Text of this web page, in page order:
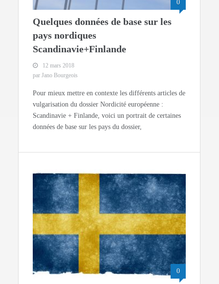
0
Quelques données de base sur les
pays nordiques
Scandinavie+Finlande
12 mars 2018
par Jano Bourgeois
Pour mieux mettre en contexte les différents articles de
vulgarisation du dossier Nordicité européenne :
Scandinavie + Finlande, voici un portrait de certaines
données de base sur les pays du dossier,
0